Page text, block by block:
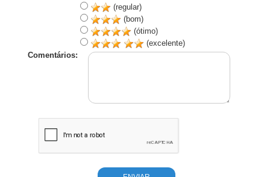
(regular)
(bom)
(ótimo)
(excelente)
Comentários: